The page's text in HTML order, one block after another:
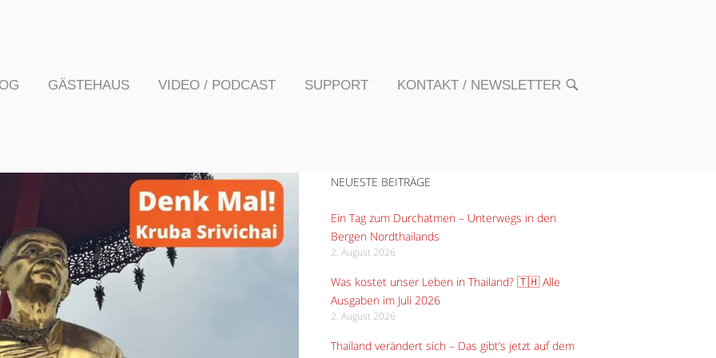
GÄSTEHAUS VIDEO / PODCAST SUPPORT KONTAKT / NEWSLETTER OPEN
NEUESTE BEITRÄGE
Ein Tag zum Durchatmen – Unterwegs in den
Bergen Nordthailands
2. August 2026
Was kostet unser Leben in Thailand? 🇹🇭 Alle
Ausgaben im Juli 2026
2. August 2026
Thailand verändert sich – Das gibt’s jetzt auf dem